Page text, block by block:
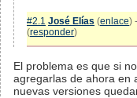
#2.1 José Elías (enlace)
(responder)
El problema es que si
agregarlas de ahora en
nuevas versiones